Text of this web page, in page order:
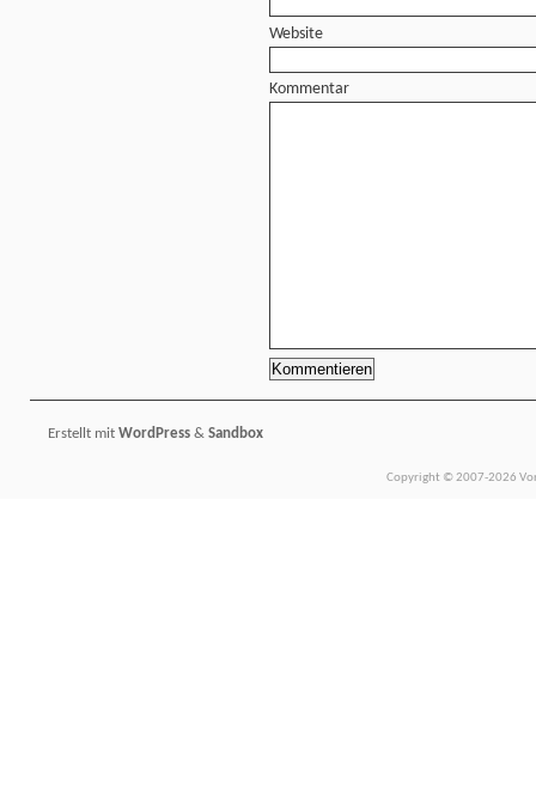
Website
Kommentar
Erstellt mit WordPress & Sandbox
Copyright © 2007-2026